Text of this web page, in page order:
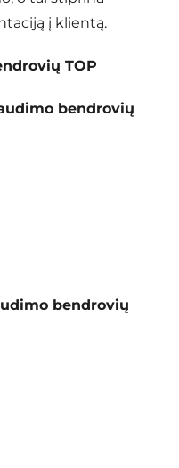
į klientą.
TOP
bendrovių
bendrovių